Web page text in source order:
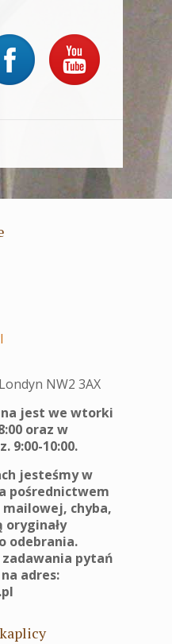
NW2 3AX
jest we wtorki
oraz w
9:00-10:00.
jesteśmy w
pośrednictwem
chyba,
oryginały
odebrania.
pytań
adres: